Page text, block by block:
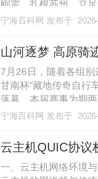
刚需。扎根苏州、立
整多元的业务布局，
户、文化机构提供一
打.........
宁海百科网 发布于
山河逐梦 高原骑
赛顺利收官
7月26日，随着各组
甘南杯”藏地传奇自行
落幕。本届赛事为期
地、石林、古刹等多
二届“江河同源·锅庄
宁海百科网 发布于
云主机QUIC协议
一、云主机网络环境